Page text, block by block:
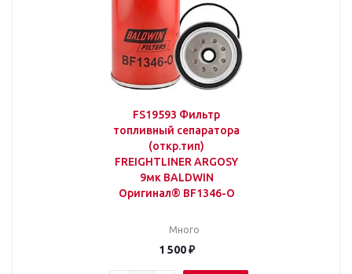
FS19593 Фильтр
топливный сепаратора
(откр.тип)
FREIGHTLINER ARGOSY
9мк BALDWIN
Оригинал® BF1346-O
Много
1 500₽